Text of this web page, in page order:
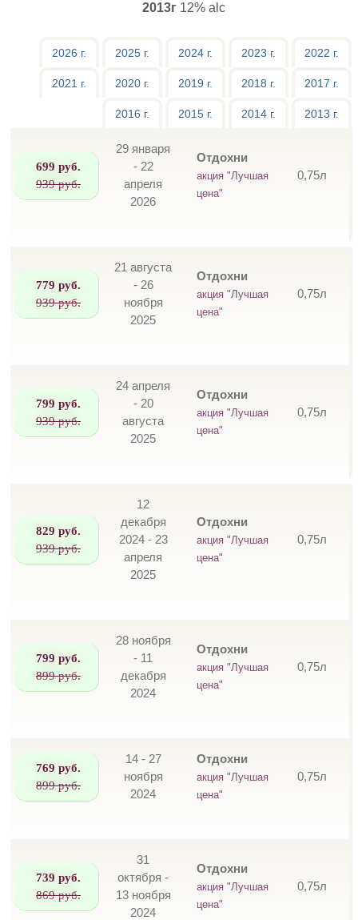
2013г 12% alc
2026 г. 2025 г. 2024 г. 2023 г. 2022 г.
2021 г. 2020 г. 2019 г. 2018 г. 2017 г.
2016 г. 2015 г. 2014 г. 2013 г.
699 руб.
939 руб.
29 января
- 22
апреля
2026
Отдохни
акция "Лучшая
цена"
0,75л
779 руб.
939 руб.
21 августа
- 26
ноября
2025
Отдохни
акция "Лучшая
цена"
0,75л
799 руб.
939 руб.
24 апреля
- 20
августа
2025
Отдохни
акция "Лучшая
цена"
0,75л
829 руб.
939 руб.
12
декабря
2024 - 23
апреля
2025
Отдохни
акция "Лучшая
цена"
0,75л
799 руб.
899 руб.
28 ноября
- 11
декабря
2024
Отдохни
акция "Лучшая
цена"
0,75л
769 руб.
899 руб.
14 - 27
ноября
2024
Отдохни
акция "Лучшая
цена"
0,75л
739 руб.
869 руб.
31
октября -
13 ноября
2024
Отдохни
акция "Лучшая
цена"
0,75л